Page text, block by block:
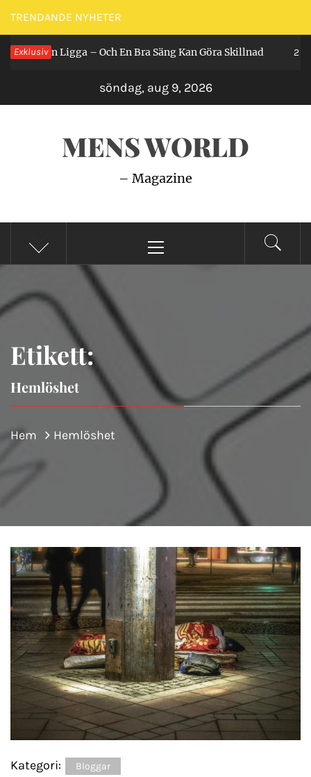
Hoppa
till
innehåll
TRENDANDE NYHETER
Exklusiv
Får Man Ligga – Och En Bra Säng Kan Göra Skillnad 2 år
söndag, aug 9, 2026
MENS WORLD
– Magazine
meny
Etikett:
Hemlöshet
Hem Hemlöshet
Kategori: Bloggar